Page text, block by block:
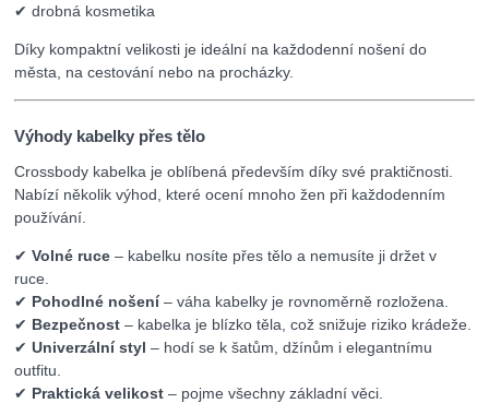
✔ drobná kosmetika
Díky kompaktní velikosti je ideální na každodenní nošení do
města, na cestování nebo na procházky.
Výhody kabelky přes tělo
Crossbody kabelka je oblíbená především díky své praktičnosti.
Nabízí několik výhod, které ocení mnoho žen při každodenním
používání.
✔Volné ruce – kabelku nosíte přes tělo a nemusíte ji držet v
ruce.
✔ Pohodlné nošení– váha kabelky je rovnoměrně rozložena.
✔ Bezpečnost – kabelka je blízko těla, což snižuje riziko krádeže.
✔Univerzální styl – hodí se k šatům, džínům i elegantnímu
outfitu.
✔ Praktická velikost – pojme všechny základní věci.